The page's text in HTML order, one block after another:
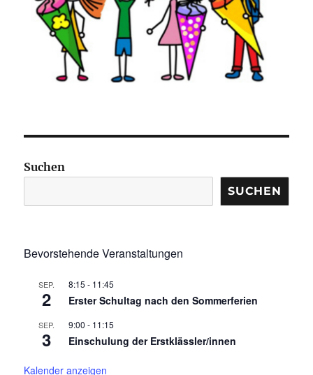
Suchen
SUCHEN
Bevorstehende Veranstaltungen
SEP.
2
8:15 - 11:45
Erster Schultag nach den Sommerferien
SEP.
3
9:00 - 11:15
Einschulung der Erstklässler/innen
Kalender anzeigen